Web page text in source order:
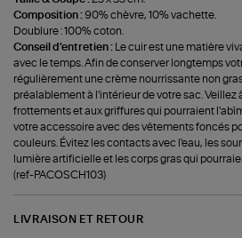
Composition : 90% chèvre, 10% vachette.
Doublure : 100% coton.
Conseil d'entretien :
Le cuir est une matière
avec le temps. Afin de conserver longtemps
régulièrement une crème nourrissante non
préalablement à l'intérieur de votre sac. Veillez
frottements et aux griffures qui pourraient
votre accessoire avec des vêtements foncés
couleurs. Évitez les contacts avec l'eau, les
lumière artificielle et les corps gras qui
(ref-PACOSCH103)
LIVRAISON ET RETOUR